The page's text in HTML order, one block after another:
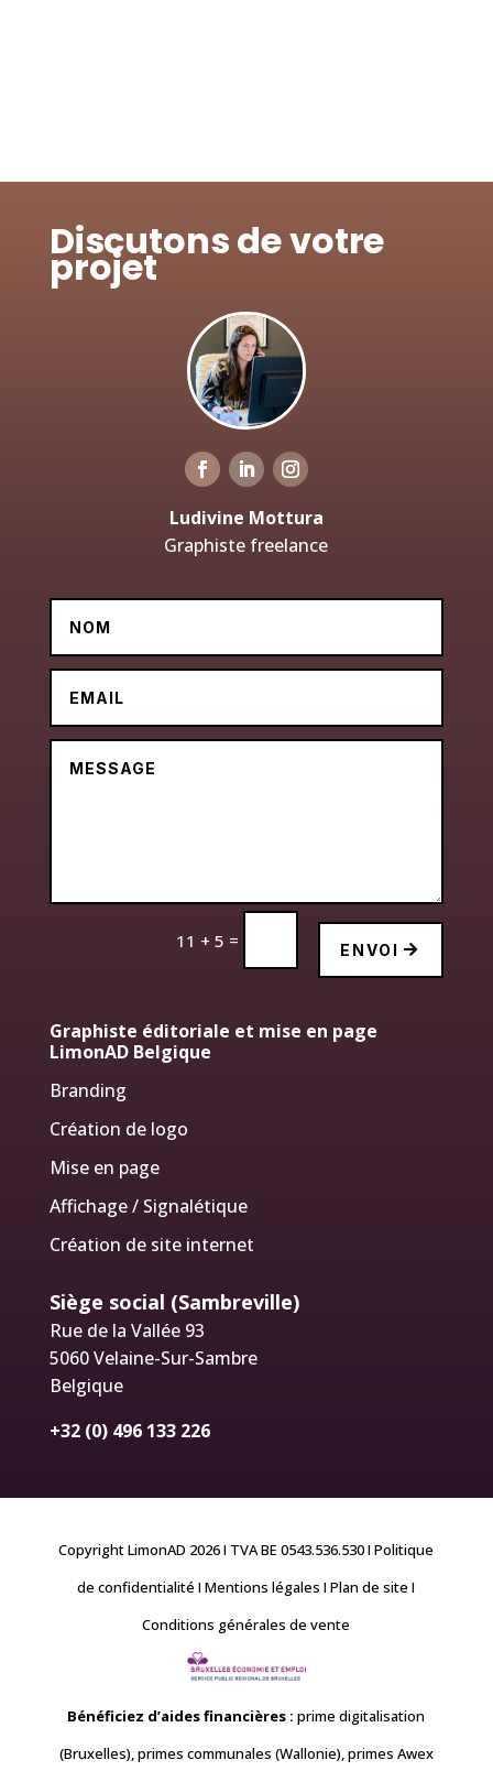
Discutons de votre
projet
Ludivine Mottura
Graphiste freelance
11 + 5 = ENVOI
Graphiste éditoriale et mise en page
LimonAD Belgique
Branding
Création de logo
Mise en page
Affichage / Signalétique
Création de site internet
Siège social (Sambreville)
Rue de la Vallée 93
5060 Velaine-Sur-Sambre
Belgique
+32 (0) 496 133 226
Copyright LimonAD 2026 I TVA BE 0543.536.530I Politique
de confidentialité I Mentions légales I Plan de site I
Conditions générales de vente
Bénéficiez d’aides financières : prime digitalisation
(Bruxelles), primes communales (Wallonie), primes Awex